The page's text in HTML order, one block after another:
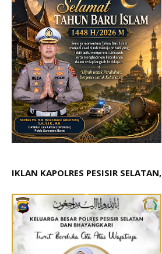
IKLAN KAPOLRES PESISIR SELATAN,